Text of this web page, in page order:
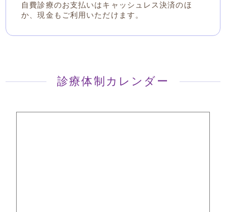
自費診療のお支払いはキャッシュレス決済のほ
か、現金もご利用いただけます。
診療体制カレンダー